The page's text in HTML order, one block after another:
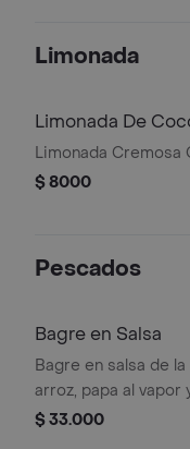
Limonada
Limonada De
Limonada Cremosa
$ 8000
Pescados
Bagre en Salsa
Bagre en salsa de
arroz, papa al vapor
casa.
$ 33.000